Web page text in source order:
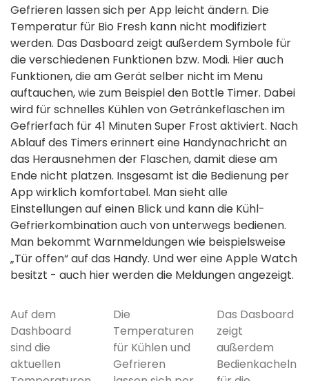
Gefrieren lassen sich per App leicht ändern. Die
Temperatur für Bio Fresh kann nicht modifiziert
werden. Das Dasboard zeigt außerdem Symbole für
die verschiedenen Funktionen bzw. Modi. Hier auch
Funktionen, die am Gerät selber nicht im Menu
auftauchen, wie zum Beispiel den Bottle Timer. Dabei
wird für schnelles Kühlen von Getränkeflaschen im
Gefrierfach für 41 Minuten Super Frost aktiviert. Nach
Ablauf des Timers erinnert eine Handynachricht an
das Herausnehmen der Flaschen, damit diese am
Ende nicht platzen. Insgesamt ist die Bedienung per
App wirklich komfortabel. Man sieht alle
Einstellungen auf einen Blick und kann die Kühl-
Gefrierkombination auch von unterwegs bedienen.
Man bekommt Warnmeldungen wie beispielsweise
„Tür offen“ auf das Handy. Und wer eine Apple Watch
besitzt - auch hier werden die Meldungen angezeigt.
Auf dem
Dashboard
sind die
aktuellen
Die
Temperaturen
für Kühlen und
Gefrieren
Das Dasboard
zeigt
außerdem
Bedienkacheln